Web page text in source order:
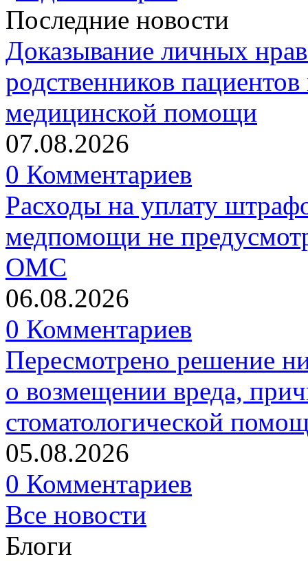
Последние новости
Доказывание личных
родственников
медицинской помощи
07.08.2026
0 Комментариев
Расходы на уплату
медпомощи не
ОМС
06.08.2026
0 Комментариев
Пересмотрено решение
о возмещении вреда,
стоматологической
05.08.2026
0 Комментариев
Все новости
Блоги